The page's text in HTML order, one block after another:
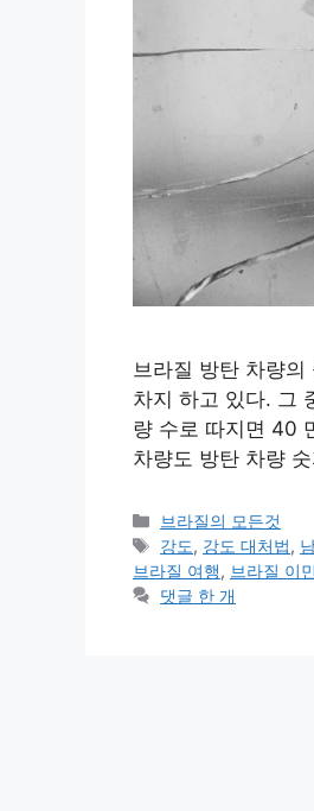
브라질 방탄 차량
차지 하고 있다. 그
량 수로 따지면 40
차량도 방탄 차량
카
테
고
리
브라질의 모든것
태
그
강도, 강도 대처법,
브라질 여행, 브라질 이민
댓글 한 개